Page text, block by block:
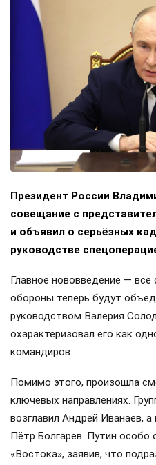
Президент России
совещание с
и объявил о серьёзных
руководстве
Главное нововведение —
обороны теперь будут
руководством Валерия
охарактеризовал его как
командиров.
Помимо этого, произошла
ключевых направлениях.
возглавил Андрей Иванаев,
Пётр Болгарев. Путин особо
«Востока», заявив, что